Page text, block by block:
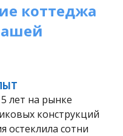
коттеджа
лет на рынке
конструкций
остеклила сотни